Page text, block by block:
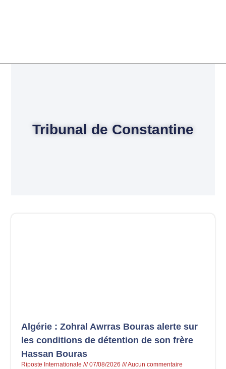
Tribunal de Constantine
Algérie : Zohral Awrras Bouras alerte sur
les conditions de détention de son frère
Hassan Bouras
Riposte Internationale 07/08/2026 Aucun commentaire